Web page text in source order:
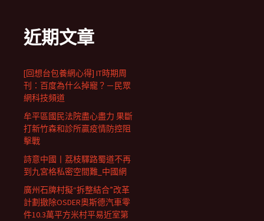
近期文章
[回想台包養網心得] IT時期周
刊：百度為什么掉寵？－民眾
網科技頻道
牟平區國民法院盡心盡力 果斷
打新竹森和診所贏疫情防控阻
擊戰
詩意中國丨荔枝驛路蜀道不再
到九宮格私密空間難_中國網
廣州石牌村擬“拆整結合”改革
計劃撤除OSDER奧斯德汽車零
件10.3萬平方米村平易近室第